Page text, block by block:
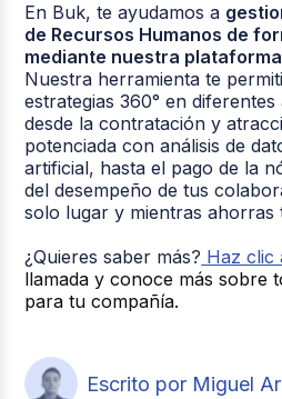
En Buk, te ayudamos a
de Recursos Humanos de
mediante nuestra
Nuestra herramienta te
estrategias 360° en
desde la contratación y
potenciada con análisis de
artificial, hasta el pago de la
del desempeño de tus
solo lugar y mientras ahorras
¿Quieres saber más? Haz clic
llamada y conoce más sobre
para tu compañía.
Escrito por Miguel